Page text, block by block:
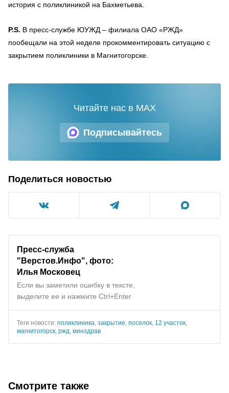
история с поликлиникой на Бахметьева.
P.S. В пресс-службе ЮУЖД – филиала ОАО «РЖД»
пообещали на этой неделе прокомментировать ситуацию с
закрытием поликлиники в Магнитогорске.
Подписывайтесь
Читайте нас в MAX
Поделиться новостью
Пресс-служба
"Верстов.Инфо", фото:
Илья Московец
Если вы заметили ошибку в тексте,
выделите ее и нажмите Ctrl+Enter
Теги новости: поликлиника, закрытие, поселок, 12 участок,
магнитогорск, ржд, минздрав
Смотрите также